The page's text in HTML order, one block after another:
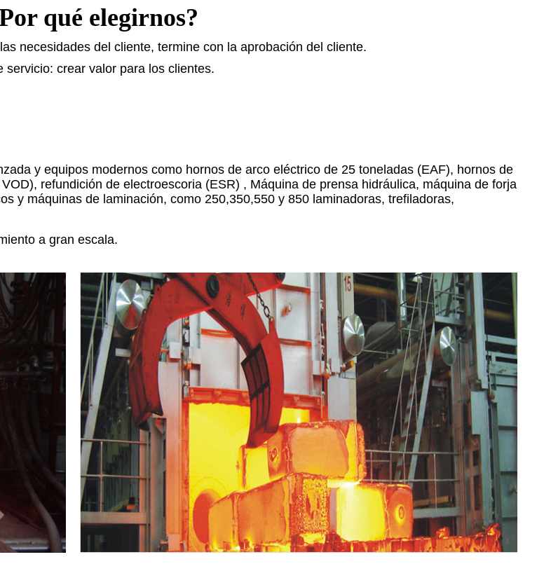
qué elegirnos?
necesidades del cliente, termine con la aprobación del cliente.
servicio: crear valor para los clientes.
y equipos modernos como hornos de arco eléctrico de 25 toneladas (EAF), hornos de
refundición de electroescoria (ESR) , Máquina de prensa hidráulica, máquina de forja
y máquinas de laminación, como 250,350,550 y 850 laminadoras, trefiladoras,
a gran escala.